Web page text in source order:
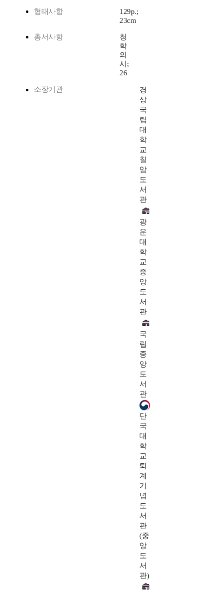
형태사항
129p.;
23cm
총서사항
청
학
의
시;
26
소장기관
경
상
국
립
대
학
교
칠
암
도
서
관
광
운
대
학
교
중
앙
도
서
관
국
립
중
앙
도
서
관
단
국
대
학
교
퇴
계
기
념
도
서
관
(중
앙
도
서
관)